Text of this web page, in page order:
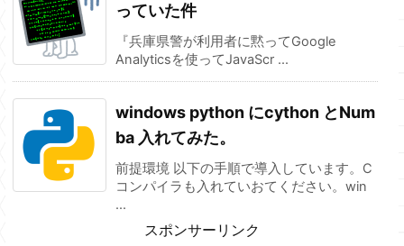
っていた件
『兵庫県警が利用者に黙ってGoogle
Analyticsを使ってJavaScr ...
windows python にcython とNum
ba 入れてみた。
前提環境 以下の手順で導入しています。C
コンパイラも入れていおてください。win
...
スポンサーリンク